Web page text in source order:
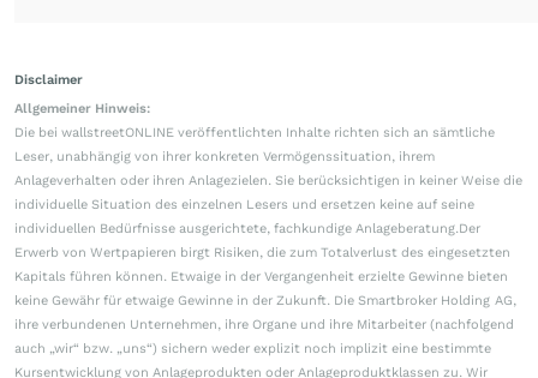
Disclaimer
Allgemeiner Hinweis:
Die bei wallstreetONLINE veröffentlichten Inhalte richten sich an sämtliche
Leser, unabhängig von ihrer konkreten Vermögenssituation, ihrem
Anlageverhalten oder ihren Anlagezielen. Sie berücksichtigen in keiner Weise die
individuelle Situation des einzelnen Lesers und ersetzen keine auf seine
individuellen Bedürfnisse ausgerichtete, fachkundige Anlageberatung.Der
Erwerb von Wertpapieren birgt Risiken, die zum Totalverlust des eingesetzten
Kapitals führen können. Etwaige in der Vergangenheit erzielte Gewinne bieten
keine Gewähr für etwaige Gewinne in der Zukunft. Die Smartbroker Holding AG,
ihre verbundenen Unternehmen, ihre Organe und ihre Mitarbeiter (nachfolgend
auch „wir“ bzw. „uns“) sichern weder explizit noch implizit eine bestimmte
Kursentwicklung von Anlageprodukten oder Anlageproduktklassen zu. Wir